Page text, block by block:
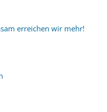
erreichen wir mehr!